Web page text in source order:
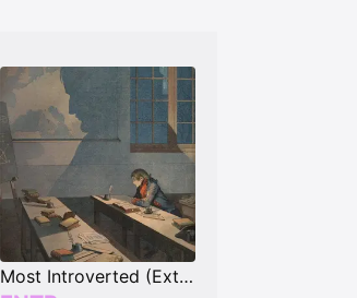
Most Introverted (Extrovert)